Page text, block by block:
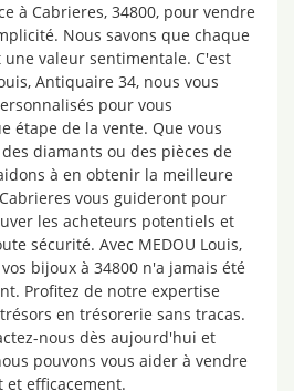
à Cabrieres, 34800, pour vendre
Nous savons que chaque
valeur sentimentale. C'est
Antiquaire 34, nous vous
pour vous
étape de la vente. Que vous
diamants ou des pièces de
à en obtenir la meilleure
vous guideront pour
les acheteurs potentiels et
sécurité. Avec MEDOU Louis,
bijoux à 34800 n'a jamais été
Profitez de notre expertise
en trésorerie sans tracas.
nous dès aujourd'hui et
pouvons vous aider à vendre
efficacement.